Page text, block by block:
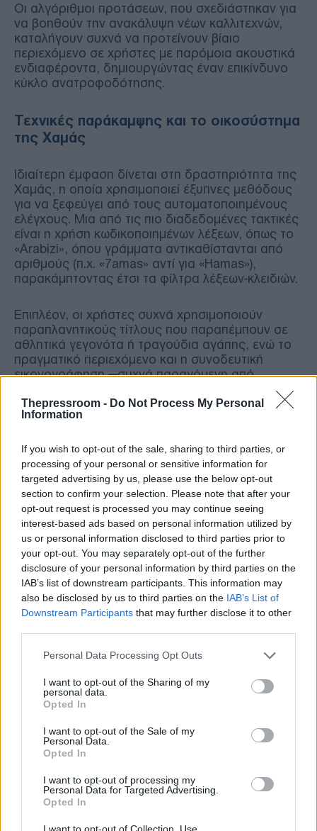
Thepressroom - Do Not Process My Personal
Information
If you wish to opt-out of the sale, sharing to third parties, or
processing of your personal or sensitive information for
targeted advertising by us, please use the below opt-out
section to confirm your selection. Please note that after your
opt-out request is processed you may continue seeing
interest-based ads based on personal information utilized by
us or personal information disclosed to third parties prior to
your opt-out. You may separately opt-out of the further
disclosure of your personal information by third parties on the
IAB’s list of downstream participants. This information may
also be disclosed by us to third parties on the IAB’s List of
Downstream Participants that may further disclose it to other
Please note that this website/app uses one or more Google
not limited to your visit or usage behaviour. You may click to
grant or deny consent to Google and its third-party tags to
use your data for below specified purposes in below Google
consent section.
Personal Data Processing Opt Outs
I want to opt-out of the Sharing of my
personal data.
Opted In
I want to opt-out of the Sale of my
Personal Data.
Opted In
I want to opt-out of processing my
Personal Data for Targeted Advertising.
Opted In
I want to opt-out of Collection, Use,
Οι αλγόριθμοι προτάσεων, που σχεδιάστηκαν για
να βοηθούν την ανακάλυψη νέων καλλιτεχνών,
καταλήγουν συχνά να προτείνουν βίαιο
περιεχόμενο σε χρήστες με παρόμοια ακουστικά
ενδιαφέροντα, δημιουργώντας έναν επικίνδυνο
κύκλο ανατροφοδότησης.
Τεχνικές παράκαμψης και το οικοσύστημα
της Χαμάς
Ιδιαίτερη έμφαση δίνεται στη δραστηριότητα της
Χαμάς, η οποία χρησιμοποιεί έξυπνες μεθόδους
για να ξεφεύγει από τους αυτοματοποιημένους
ελέγχους. Μια από τις πιο διαδεδομένες τακτικές
είναι η χρήση κωδικοποιημένων λέξεων, όπως το
«Arabizi», όπου γράμματα αντικαθίστανται από
αριθμούς (π.χ. «7amas» αντί για «Hamas»),
παρακάμπτοντας έτσι τα φίλτρα λέξεων-κλειδιών.
Επιπλέον, οι χρήστες συχνά χρησιμοποιούν
παραπλανητικούς τίτλους που παραπέμπουν σε
αθλητικά γεγονότα ή τραγούδια αγάπης, ενώ το
πραγματικό περιεχόμενο και η συνοδευτική
εικονογράφηση —συχνά παραγόμενη από
Τεχνητή Νοημοσύνη— υμνούν τις επιθέσεις της
7ης Οκτωβρίου και καλούν σε ένοπλο αγώνα.
Από την παραγωγή στην παγκόσμια
διάδοση
Η προέλευση αυτού του περιεχομένου
εντοπίζεται συχνά σε συγκεκριμένες μουσικές
ομάδες («Islamic art bands») που εδρεύουν στον
Λίβανο και την Παλαιστίνη και διατηρούν στενούς
δεσμούς με τρομοκρατικές οργανώσεις. Αυτές οι
ομάδες χρησιμοποιούν τοπικά δίκτυα όπως το
Samaa Network για να ανεβάζουν τα έργα τους,
τα οποία στη συνέχεια οι χρήστες μεταφέρουν σε
παγκόσμιες πλατφόρμες όπως το SoundCloud,
Η ευκολία και η ταχύτητα με την οποία μπορεί
κανείς να ανεβάσει ήχο επιτρέπει στους
εξτρεμιστές να διαδίδουν τα μηνύματά τους μέσα
σε λίγα λεπτά, καθιστώντας τον έλεγχο
εξαιρετικά δύσκολο.